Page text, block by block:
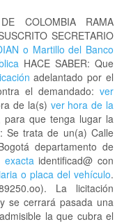
COLOMBIA RAMA
SECRETARIO
o Martillo del Banco
HACE SABER: Que
adelantado por el
el demandado: ver
de la(s) ver hora de la
que tenga lugar la
Se trata de un(a) Calle
departamento de
exactaidentificad@ con
o placa del vehículo.
La licitación
se cerrará pasada una
la que cubra el